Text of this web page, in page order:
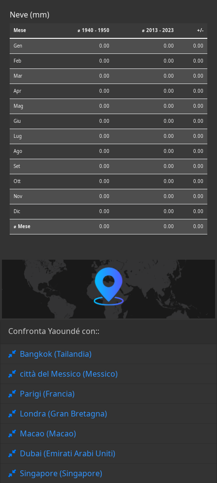
Neve (mm)
Mese ⌀ 1940 - 1950 ⌀ 2013 - 2023 +/-
Gen 0.00 0.00 0.00
Feb 0.00 0.00 0.00
Mar 0.00 0.00 0.00
Apr 0.00 0.00 0.00
Mag 0.00 0.00 0.00
Giu 0.00 0.00 0.00
Lug 0.00 0.00 0.00
Ago 0.00 0.00 0.00
Set 0.00 0.00 0.00
Ott 0.00 0.00 0.00
Nov 0.00 0.00 0.00
Dic 0.00 0.00 0.00
⌀ Mese 0.00 0.00 0.00
Confronta Yaoundé con::
Bangkok (Tailandia)
città del Messico (Messico)
Parigi (Francia)
Londra (Gran Bretagna)
Macao (Macao)
Dubai (Emirati Arabi Uniti)
Singapore (Singapore)